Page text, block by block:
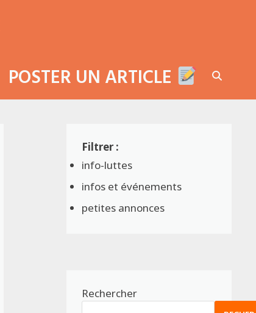
POSTER UN ARTICLE
info-luttes
infos et événements
petites annonces
Rechercher